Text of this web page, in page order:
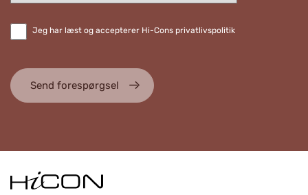
Jeg har læst og accepterer Hi-Cons privatlivspolitik
Send forespørgsel